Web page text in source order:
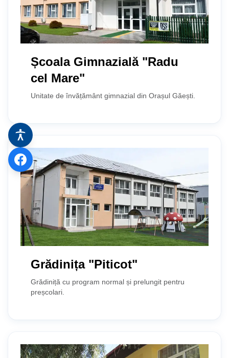
Școala Gimnazială "Radu
cel Mare"
Unitate de învățământ gimnazial din Orașul Găești.
Grădinița "Piticot"
Grădiniță cu program normal și prelungit pentru
preșcolari.